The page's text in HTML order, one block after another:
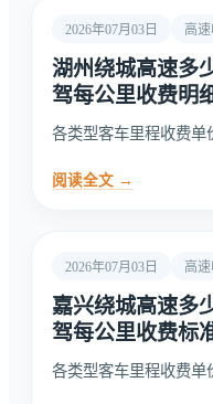
2026年07月03日 高
湖州绕城高速多
驾每公里收费明
各类型客车里程收费单
阅读全文 →
2026年07月03日 高
嘉兴绕城高速多
驾每公里收费标
各类型客车里程收费单